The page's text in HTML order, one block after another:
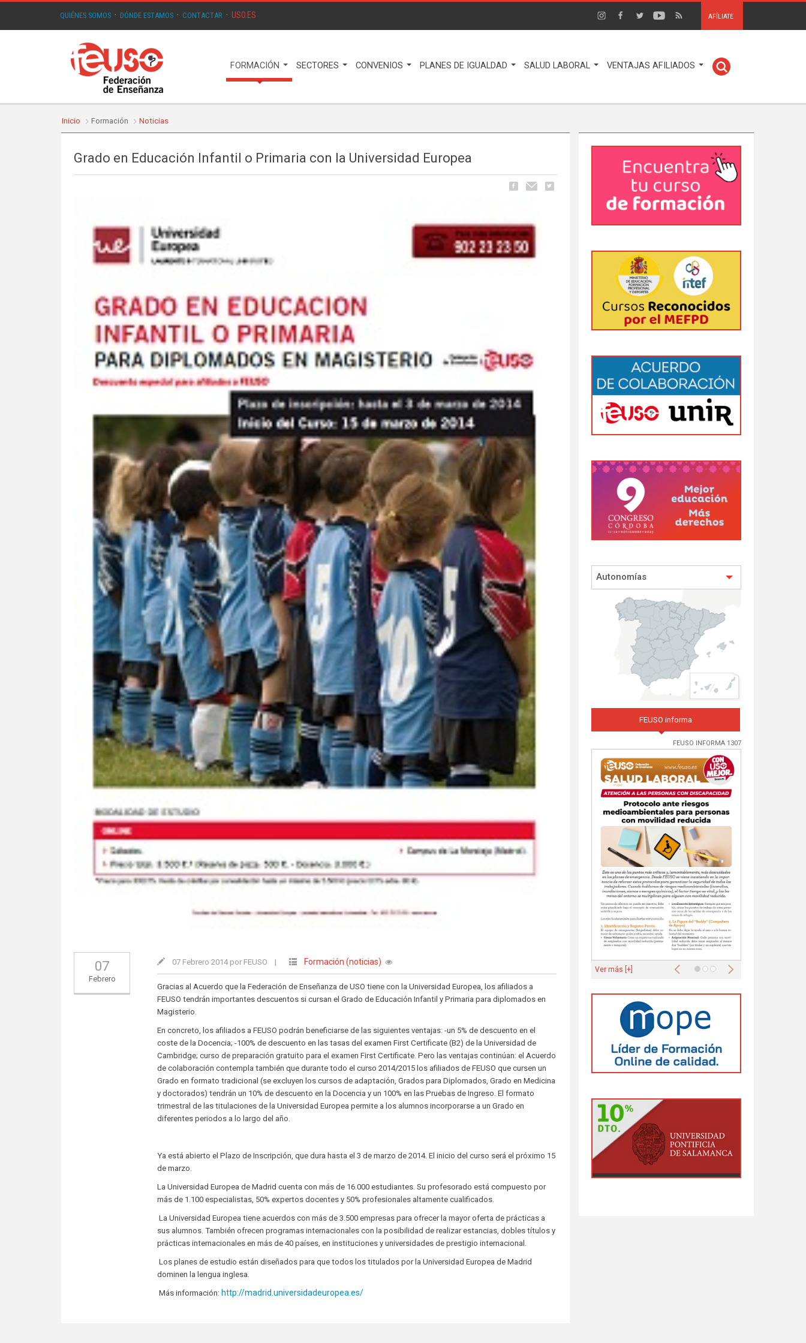
QUIÉNES SOMOS · DÓNDE ESTAMOS · CONTACTAR · USO.ES AFÍLIATE
FORMACIÓN SECTORES CONVENIOS PLANES DE IGUALDAD SALUD LABORAL VENTAJAS AFILIADOS
Inicio Formación Noticias
Grado en Educación Infantil o Primaria con la Universidad Europea
07
Febrero
07 Febrero 2014 por FEUSO | Formación (noticias)
Gracias al Acuerdo que la Federación de Enseñanza de USO tiene con la Universidad Europea, los afiliados a
FEUSO tendrán importantes descuentos si cursan el Grado de Educación Infantil y Primaria para diplomados en
Magisterio.
En concreto, los afiliados a FEUSO podrán beneficiarse de las siguientes ventajas: -un 5% de descuento en el
coste de la Docencia; -100% de descuento en las tasas del examen First Certificate (B2) de la Universidad de
Cambridge; curso de preparación gratuito para el examen First Certificate. Pero las ventajas continúan: el Acuerdo
de colaboración contempla también que durante todo el curso 2014/2015 los afiliados de FEUSO que cursen un
Grado en formato tradicional (se excluyen los cursos de adaptación, Grados para Diplomados, Grado en Medicina
y doctorados) tendrán un 10% de descuento en la Docencia y un 100% en las Pruebas de Ingreso. El formato
trimestral de las titulaciones de la Universidad Europea permite a los alumnos incorporarse a un Grado en
diferentes periodos a lo largo del año.
Ya está abierto el Plazo de Inscripción, que dura hasta el 3 de marzo de 2014. El inicio del curso será el próximo 15
de marzo.
La Universidad Europea de Madrid cuenta con más de 16.000 estudiantes. Su profesorado está compuesto por
más de 1.100 especialistas, 50% expertos docentes y 50% profesionales altamente cualificados.
La Universidad Europea tiene acuerdos con más de 3.500 empresas para ofrecer la mayor oferta de prácticas a
sus alumnos. También ofrecen programas internacionales con la posibilidad de realizar estancias, dobles títulos y
prácticas internacionales en más de 40 países, en instituciones y universidades de prestigio internacional.
Los planes de estudio están diseñados para que todos los titulados por la Universidad Europea de Madrid
dominen la lengua inglesa.
Más información: http://madrid.universidadeuropea.es/
Autonomías
FEUSO informa
FEUSO INFORMA 1307
Anterior Siguiente
Ver más [+]